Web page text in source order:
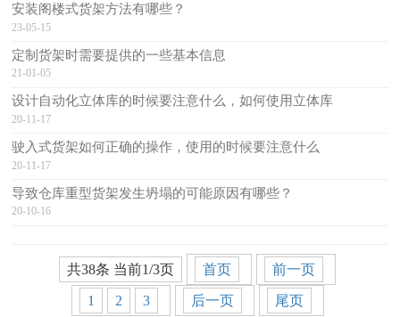
安装阁楼式货架方法有哪些？
23-05-15
定制货架时需要提供的一些基本信息
21-01-05
设计自动化立体库的时候要注意什么，如何使用立体库
20-11-17
驶入式货架如何正确的操作，使用的时候要注意什么
20-11-17
导致仓库重型货架发生坍塌的可能原因有哪些？
20-10-16
共38条 当前1/3页 首页
前一页
1
2 3 后一页 尾页